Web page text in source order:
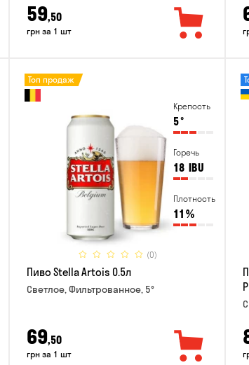
59,50
грн за 1 шт
Крепость
5°
Горечь
18 IBU
Плотность
11 %
(0)
Топ продаж
Пиво Stella Artois 0.5л
Светлое, Фильтрованное, 5°
69,50
грн за 1 шт